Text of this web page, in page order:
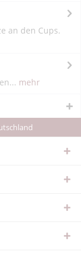
an den Cups.
mehr